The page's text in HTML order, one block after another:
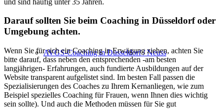
AVGS-Coaching in Düsseldorf / Neuss
Darauf sollten Sie beim Coaching in Düsseldorf oder
Umgebung achten.
Wenn Sie für sich ein Coaching in Erwägung ziehen, achten Sie
bitte darauf, dass neben den entsprechenden -am besten
langjährigen- Erfahrungen, auch fundierte Ausbildungen auf der
Website transparent aufgelistet sind. Im besten Fall passen die
Spezialisierungen des Coaches zu Ihrem Kernanliegen, wie zum
Beispiel spezielles Coaching für Frauen, wenn Ihnen dies wichtig
sein sollte). Und auch die Methoden müssen für Sie gut